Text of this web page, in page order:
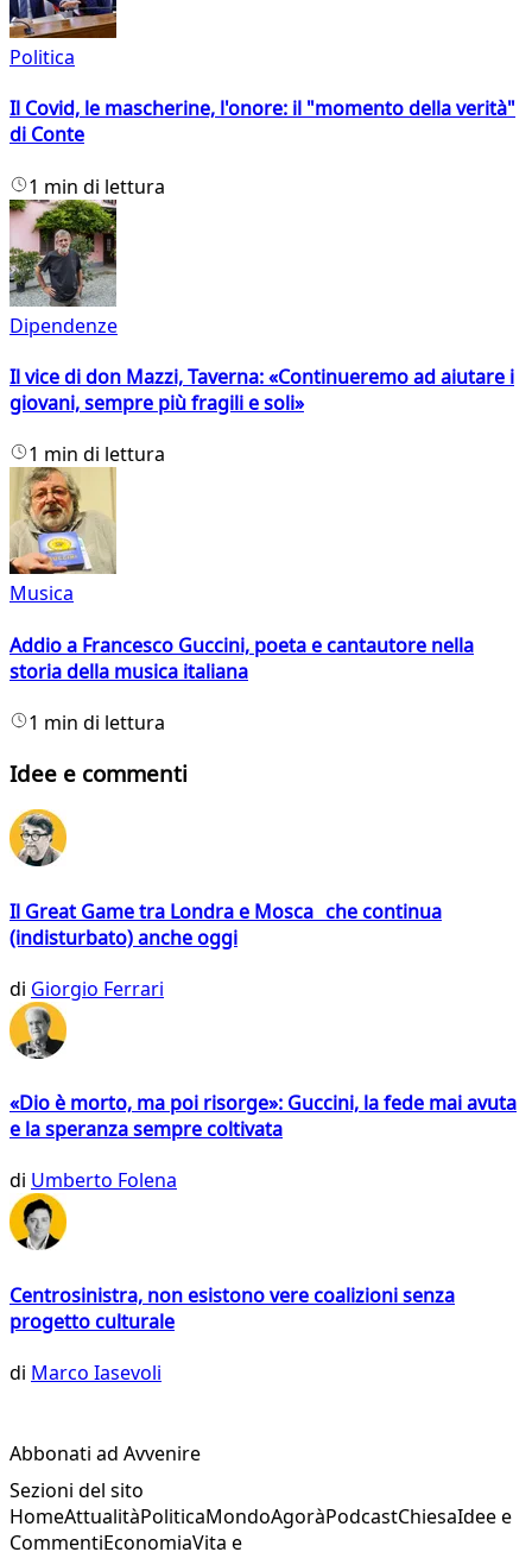
Politica
Il Covid, le mascherine, l'onore: il "momento della verità"
di Conte
1 min di lettura
Dipendenze
Il vice di don Mazzi, Taverna: «Continueremo ad aiutare i
giovani, sempre più fragili e soli»
1 min di lettura
Musica
Addio a Francesco Guccini, poeta e cantautore nella
storia della musica italiana
1 min di lettura
Idee e commenti
Il Great Game tra Londra e Mosca che continua
(indisturbato) anche oggi
di Giorgio Ferrari
«Dio è morto, ma poi risorge»: Guccini, la fede mai avuta
e la speranza sempre coltivata
di Umberto Folena
Centrosinistra, non esistono vere coalizioni senza
progetto culturale
di Marco Iasevoli
Abbonati ad Avvenire
Sezioni del sito
HomeAttualitàPoliticaMondoAgoràPodcastChiesaIdee e
CommentiEconomiaVita e